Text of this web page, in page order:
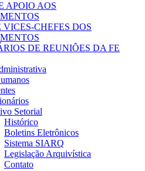
APOIO AOS
VICES-CHEFES DOS
DE REUNIÕES DA FE
Setorial
Histórico
Boletins Eletrônicos
Sistema SIARQ
Legislação Arquivística
Contato